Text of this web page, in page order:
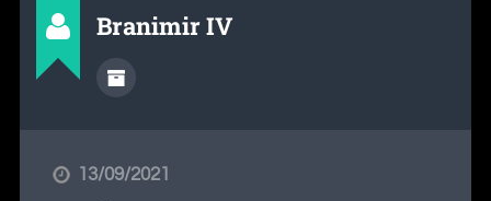
Branimir IV
13/09/2021